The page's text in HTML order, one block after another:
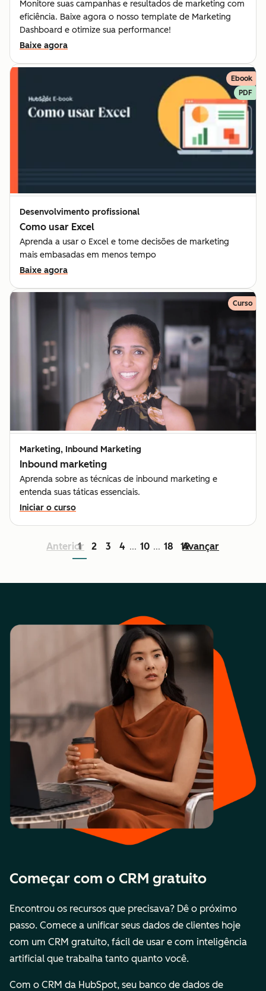
Monitore suas campanhas e resultados de marketing com
eficiência. Baixe agora o nosso template de Marketing
Dashboard e otimize sua performance!
Baixe agora
Ebook
PDF
Desenvolvimento profissional
Como usar Excel
Aprenda a usar o Excel e tome decisões de marketing
mais embasadas em menos tempo
Baixe agora
Curso
Marketing, Inbound Marketing
Inbound marketing
Aprenda sobre as técnicas de inbound marketing e
entenda suas táticas essenciais.
Iniciar o curso
Anterior
1 2 3 4 ... 10 ... 18 19
Avançar
Começar com o CRM gratuito
Encontrou os recursos que precisava? Dê o próximo
passo. Comece a unificar seus dados de clientes hoje
com um CRM gratuito, fácil de usar e com inteligência
artificial que trabalha tanto quanto você.
Com o CRM da HubSpot, seu banco de dados de